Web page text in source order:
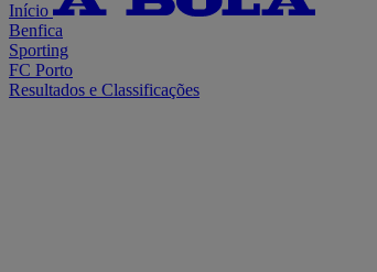
Início
Benfica
Sporting
FC Porto
Resultados e Classificações